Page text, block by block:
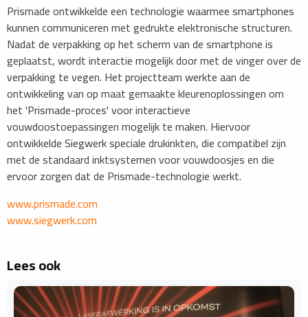
Prismade ontwikkelde een technologie waarmee smartphones
kunnen communiceren met gedrukte elektronische structuren.
Nadat de verpakking op het scherm van de smartphone is
geplaatst, wordt interactie mogelijk door met de vinger over de
verpakking te vegen. Het projectteam werkte aan de
ontwikkeling van op maat gemaakte kleurenoplossingen om
het 'Prismade-proces' voor interactieve
vouwdoostoepassingen mogelijk te maken. Hiervoor
ontwikkelde Siegwerk speciale drukinkten, die compatibel zijn
met de standaard inktsystemen voor vouwdoosjes en die
ervoor zorgen dat de Prismade-technologie werkt.
www.prismade.com
www.siegwerk.com
Lees ook